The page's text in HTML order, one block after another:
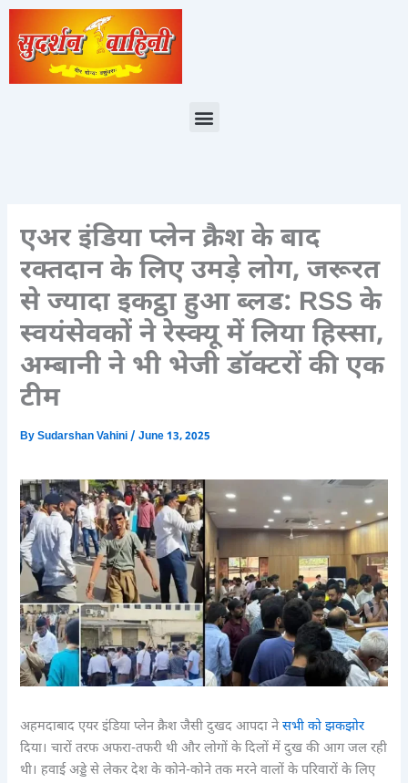
Skip
content
Menu
एअर इंडिया प्लेन क्रैश के बाद
रक्तदान के लिए उमड़े लोग, जरूरत
से ज्यादा इकट्ठा हुआ ब्लड: RSS के
स्वयंसेवकों ने रेस्क्यू में लिया हिस्सा,
अम्बानी ने भी भेजी डॉक्टरों की एक
टीम
BySudarshan Vahini/June 13, 2025
अहमदाबाद एयर इंडिया प्लेन क्रैश जैसी दुखद आपदा नेसभी को झकझोर
दिया। चारों तरफ अफरा-तफरी थी और लोगों के दिलों में दुख की आग जल रही
थी। हवाई अड्डे से लेकर देश के कोने-कोने तक मरने वालों के परिवारों के लिए